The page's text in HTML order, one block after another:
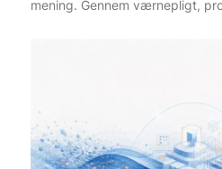
mening. Gennem værnepligt,